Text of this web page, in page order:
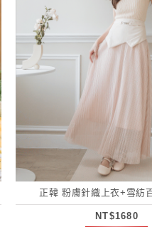
正韓 粉膚針織上衣+雪紡
NT$1680